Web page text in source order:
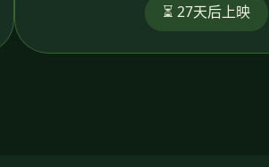
⏳ 27天后上映